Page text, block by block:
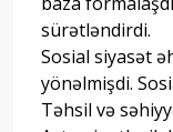
sürətləndirdi.
Sosial siyasət
yönəlmişdi.
Təhsil və